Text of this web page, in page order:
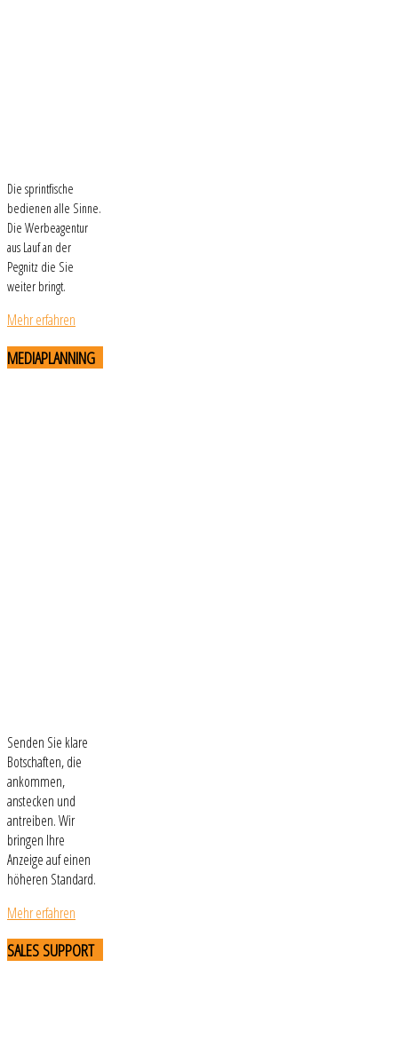
Die sprintfische
bedienen alle Sinne.
Die Werbeagentur
aus Lauf an der
Pegnitz die Sie
weiter bringt.
Mehr erfahren
MEDIAPLANNING
Senden Sie klare
Botschaften, die
ankommen,
anstecken und
antreiben. Wir
bringen Ihre
Anzeige auf einen
höheren Standard.
Mehr erfahren
SALES SUPPORT